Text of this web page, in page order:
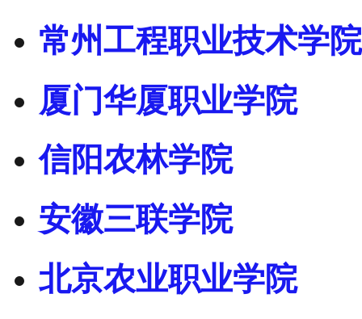
常州工程职业技术学院
厦门华厦职业学院
信阳农林学院
安徽三联学院
北京农业职业学院